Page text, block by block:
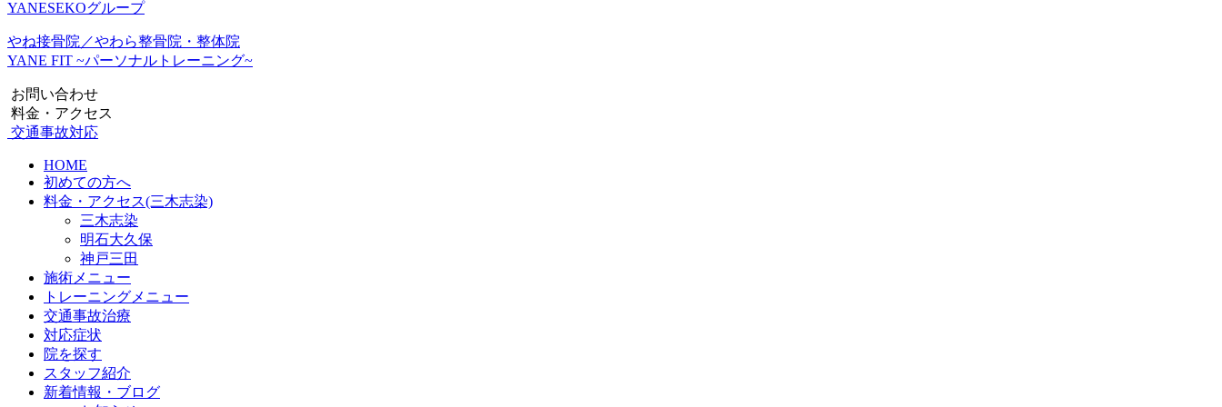
YANESEKOグループ
やね接骨院／やわら整骨院・整体院
YANE FIT ~パーソナルトレーニング~
お問い合わせ
料金・アクセス
交通事故対応
HOME
初めての方へ
料金・アクセス(三木志染)
三木志染
明石大久保
神戸三田
施術メニュー
トレーニングメニュー
交通事故治療
対応症状
院を探す
スタッフ紹介
新着情報・ブログ